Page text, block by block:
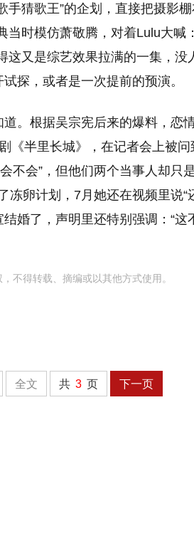
手猜歌王”的企划，直接把摄影
当时模仿萧敬腾，对着Lulu大喊
这又是综艺效果拉满的一集，没
探，或者是一次提前的预演。
。根据吴宗宪后来的爆料，恋
《半里长城》，在记者会上被问
不会”，但他们两个当事人却只
卵计划，7月她还在视频里说“
婚了，声明里还特别强调：“这
不得转载、摘编或以其他方式使用。
全文 共 3 页 下一页